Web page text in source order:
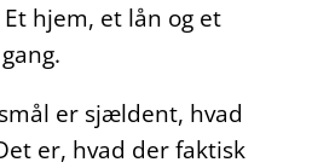
hjem, et lån og et
er sjældent, hvad
er, hvad der faktisk